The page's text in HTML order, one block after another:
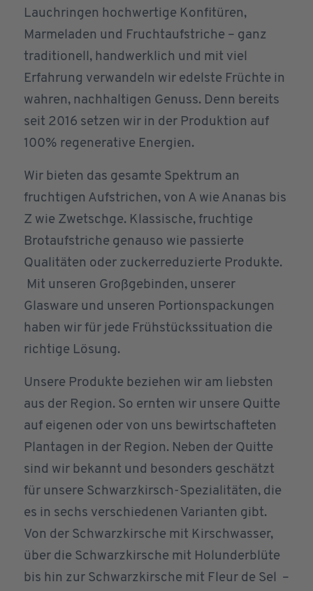
Lauchringen hochwertige Konfitüren,
Marmeladen und Fruchtaufstriche – ganz
traditionell, handwerklich und mit viel
Erfahrung verwandeln wir edelste Früchte in
wahren, nachhaltigen Genuss. Denn bereits
seit 2016 setzen wir in der Produktion auf
100% regenerative Energien.
Wir bieten das gesamte Spektrum an
fruchtigen Aufstrichen, von A wie Ananas bis
Z wie Zwetschge. Klassische, fruchtige
Brotaufstriche genauso wie passierte
Qualitäten oder zuckerreduzierte Produkte.
Mit unseren Großgebinden, unserer
Glasware und unseren Portionspackungen
haben wir für jede Frühstückssituation die
richtige Lösung.
Unsere Produkte beziehen wir am liebsten
aus der Region. So ernten wir unsere Quitte
auf eigenen oder von uns bewirtschafteten
Plantagen in der Region. Neben der Quitte
sind wir bekannt und besonders geschätzt
für unsere Schwarzkirsch-Spezialitäten, die
es in sechs verschiedenen Varianten gibt.
Von der Schwarzkirsche mit Kirschwasser,
über die Schwarzkirsche mit Holunderblüte
bis hin zur Schwarzkirsche mit Fleur de Sel –